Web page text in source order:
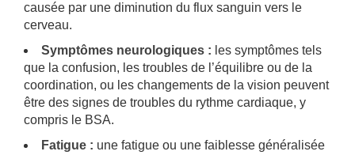
causée par une diminution du flux sanguin vers le
cerveau.
Symptômes neurologiques : les symptômes tels
que la confusion, les troubles de l’équilibre ou de la
coordination, ou les changements de la vision peuvent
être des signes de troubles du rythme cardiaque, y
compris le BSA.
Fatigue : une fatigue ou une faiblesse généralisée